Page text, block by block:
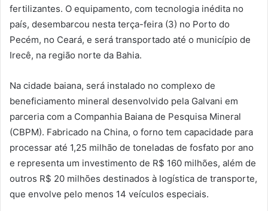
fertilizantes. O equipamento, com tecnologia inédita no
país, desembarcou nesta terça-feira (3) no Porto do
Pecém, no Ceará, e será transportado até o município de
Irecê, na região norte da Bahia.
Na cidade baiana, será instalado no complexo de
beneficiamento mineral desenvolvido pela Galvani em
parceria com a Companhia Baiana de Pesquisa Mineral
(CBPM). Fabricado na China, o forno tem capacidade para
processar até 1,25 milhão de toneladas de fosfato por ano
e representa um investimento de R$ 160 milhões, além de
outros R$ 20 milhões destinados à logística de transporte,
que envolve pelo menos 14 veículos especiais.